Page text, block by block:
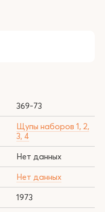
369-73
Щупы наборов 1, 2,
3, 4
Нет данных
Нет данных
1973